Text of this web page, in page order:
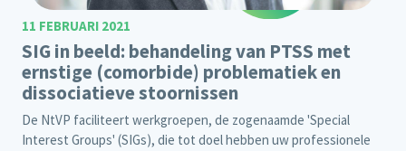
11 FEBRUARI 2021
SIG in beeld: behandeling van PTSS met
ernstige (comorbide) problematiek en
dissociatieve stoornissen
De NtVP faciliteert werkgroepen, de zogenaamde 'Special
Interest Groups' (SIGs), die tot doel hebben uw professionele